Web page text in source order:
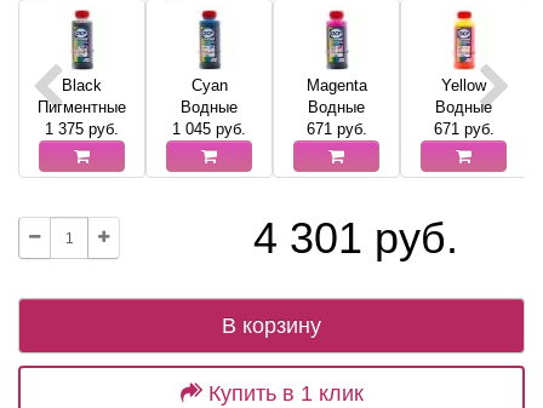
Black
Пигментные
1 375 руб.
Cyan
Водные
1 045 руб.
Magenta
Водные
671руб.
Yellow
Водные
671руб.
4 301 руб.
В корзину
Купить в 1 клик